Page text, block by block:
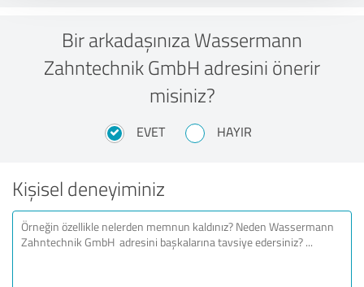
Bir arkadaşınıza Wassermann
Zahntechnik GmbH adresini önerir
misiniz?
EVET HAYIR
Kişisel deneyiminiz